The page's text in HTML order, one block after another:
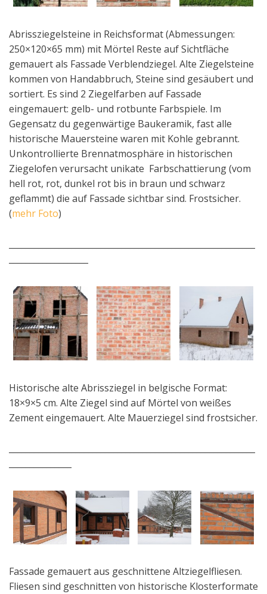
Abrissziegelsteine in Reichsformat (Abmessungen:
250×120×65 mm) mit Mörtel Reste auf Sichtfläche
gemauert als Fassade Verblendziegel. Alte Ziegelsteine
kommen von Handabbruch, Steine sind gesäubert und
sortiert. Es sind 2 Ziegelfarben auf Fassade
eingemauert: gelb- und rotbunte Farbspiele. Im
Gegensatz du gegenwärtige Baukeramik, fast alle
historische Mauersteine waren mit Kohle gebrannt.
Unkontrollierte Brennatmosphäre in historischen
Ziegelofen verursacht unikate Farbschattierung (vom
hell rot, rot, dunkel rot bis in braun und schwarz
geflammt) die auf Fassade sichtbar sind. Frostsicher.
(mehr Foto)
Historische alte Abrissziegel in belgische Format:
18×9×5 cm. Alte Ziegel sind auf Mörtel von weißes
Zement eingemauert. Alte Mauerziegel sind frostsicher.
Fassade gemauert aus geschnittene Altziegelfliesen.
Fliesen sind geschnitten von historische Klosterformate